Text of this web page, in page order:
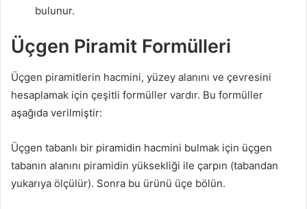
bulunur.
Üçgen Piramit Formülleri
Üçgen piramitlerin hacmini, yüzey alanını ve çevresini
hesaplamak için çeşitli formüller vardır. Bu formüller
aşağıda verilmiştir:
Üçgen tabanlı bir piramidin hacmini bulmak için üçgen
tabanın alanını piramidin yüksekliği ile çarpın (tabandan
yukarıya ölçülür). Sonra bu ürünü üçe bölün.